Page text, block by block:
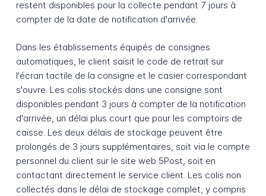
restent disponibles pour la collecte pendant 7 jours à
compter de la date de notification d'arrivée.
Dans les établissements équipés de consignes
automatiques, le client saisit le code de retrait sur
l'écran tactile de la consigne et le casier correspondant
s'ouvre. Les colis stockés dans une consigne sont
disponibles pendant 3 jours à compter de la notification
d'arrivée, un délai plus court que pour les comptoirs de
caisse. Les deux délais de stockage peuvent être
prolongés de 3 jours supplémentaires, soit via le compte
personnel du client sur le site web 5Post, soit en
contactant directement le service client. Les colis non
collectés dans le délai de stockage complet, y compris